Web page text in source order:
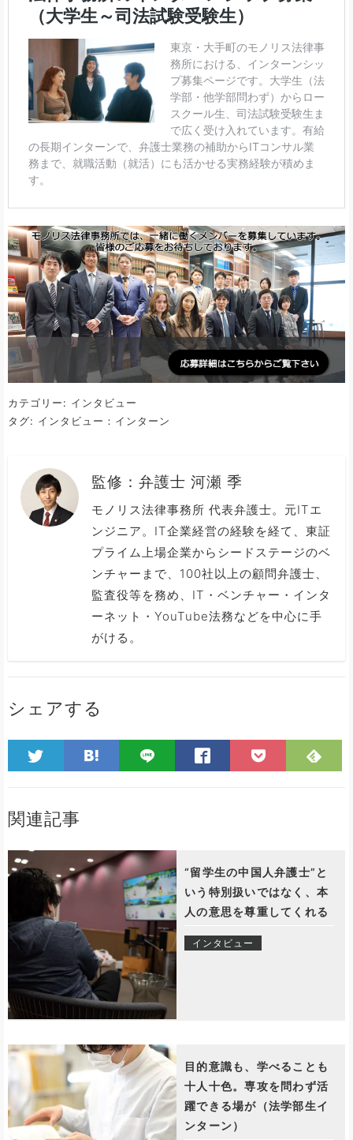
カテゴリー: インタビュー
タグ: インタビュー：インターン
監修： 弁護士 河瀬 季
モノリス法律事務所 代表弁護士。元ITエ
ンジニア。IT企業経営の経験を経て、東証
プライム上場企業からシードステージのベ
ンチャーまで、100社以上の顧問弁護士、
監査役等を務め、IT・ベンチャー・インタ
ーネット・YouTube法務などを中心に手
がける。
シェアする
関連記事
“留学生の中国人弁護士”と
いう特別扱いではなく、本
人の意思を尊重してくれる
インタビュー
目的意識も、学べることも
十人十色。専攻を問わず活
躍できる場が（法学部生イ
ンターン）